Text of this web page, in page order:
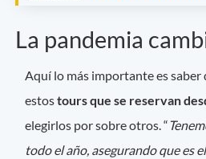
La pandemia
Aquí lo más importante es saber
estostours que se reservan
elegirlos por sobre otros. “
todo el año, asegurando que es